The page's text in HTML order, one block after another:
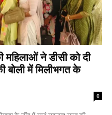
ने डीसी को दी
बोली में मिलीभगत के
0